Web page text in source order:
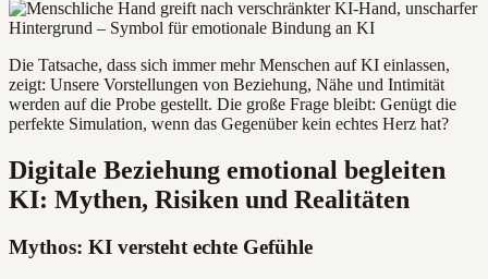
Die Tatsache, dass sich immer mehr Menschen auf KI einlassen,
zeigt: Unsere Vorstellungen von Beziehung, Nähe und Intimität
werden auf die Probe gestellt. Die große Frage bleibt: Genügt die
perfekte Simulation, wenn das Gegenüber kein echtes Herz hat?
Digitale Beziehung emotional begleiten
KI: Mythen, Risiken und Realitäten
Mythos: KI versteht echte Gefühle